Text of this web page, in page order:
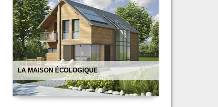
LA MAISON ÉCOLOGIQUE